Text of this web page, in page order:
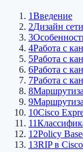
1Введение
2Дизайн
3
4Работа с
5Работа с
6Работа с
7Работа с
8
9
10Cisco
11
12Policy
13RIP в